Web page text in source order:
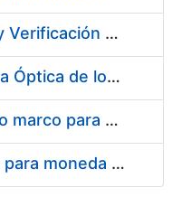
Servicio de Calibración y Verificación Externa de los Equipos de Medición del Servicio de Prevención de la FNMT-RCM
Conexión mediante Fibra Óptica de los Centros de Proceso de Datos (CPDs) de las sedes de la FNMT-RCM de Burgos y Madrid
Contratación de acuerdo marco para el Suministro de Material de Electricidad para la Fábrica Nacional de Moneda y Timbre-Real Casa de la Moneda en su centro de trabajo de Burgos
Suministro de estuches para moneda de 30 €